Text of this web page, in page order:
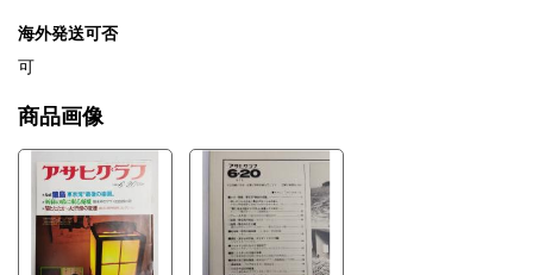
海外発送可否
可
商品画像